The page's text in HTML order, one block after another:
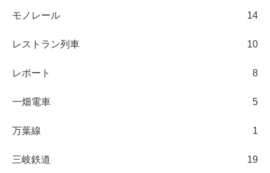
モノレール 14
レストラン列車 10
レポート 8
一畑電車 5
万葉線 1
三岐鉄道 19